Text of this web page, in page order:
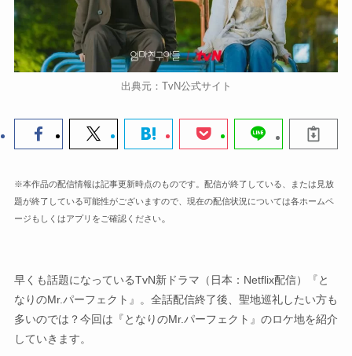
出典元：TvN公式サイト
※本作品の配信情報は記事更新時点のものです。配信が終了している、または見放
題が終了している可能性がございますので、現在の配信状況については各ホームペ
ージもしくはアプリをご確認ください。
早くも話題になっているTvN新ドラマ（日本：Netflix配信）『と
なりのMr.パーフェクト』。全話配信終了後、聖地巡礼したい方も
多いのでは？今回は『となりのMr.パーフェクト』のロケ地を紹介
していきます。